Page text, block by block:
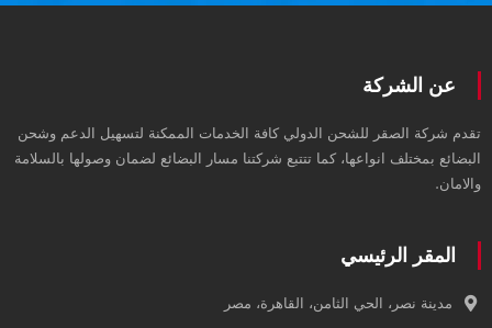
عن الشركة
تقدم شركة الصقر للشحن الدولي كافة الخدمات الممكنة لتسهيل الدعم وشحن
البضائع بمختلف انواعها، كما تتتبع شركتنا مسار البضائع لضمان وصولها بالسلامة
والامان.
المقر الرئيسي
مدينة نصر، الحي الثامن، القاهرة، مصر